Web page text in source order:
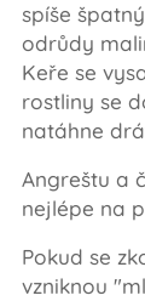
spíše
odrůdy
Keře se
rostliny se
natáhne
Angreštu a
nejlépe na
Pokud se
vzniknou